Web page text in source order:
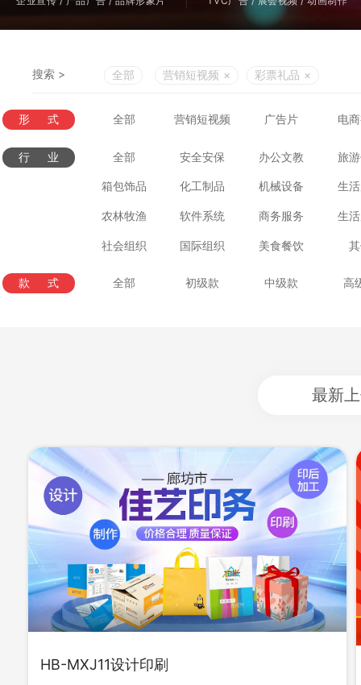
搜索 > 全部 营销短视频 × 彩票礼品 ×
形式 全部 营销短视频 广告片 电
行业 全部 安全安保 办公文教 旅
箱包饰品 化工制品 机械设备 生
农林牧渔 软件系统 商务服务 生
社会组织 国际组织 美食餐饮
款式 全部 初级款 中级款 高
最新
HB-MXJ11设计印刷